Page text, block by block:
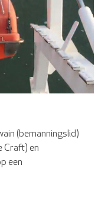
(bemanningslid)
Craft) en
een